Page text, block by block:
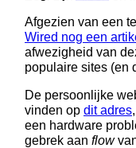
Afgezien van een
Wired nog een
afwezigheid van
populaire sites (en
De persoonlijke
vinden op dit adres
een hardware
gebrek aan flow